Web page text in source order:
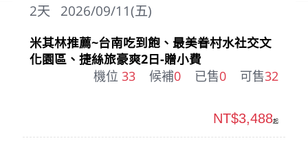
2026/09/11(五)
2天
米其林推薦~台南吃到飽、最美眷村水社交文
化園區、捷絲旅豪爽2日-贈小費
機位 33 候補0 已售0 可售32
NT$3,488起